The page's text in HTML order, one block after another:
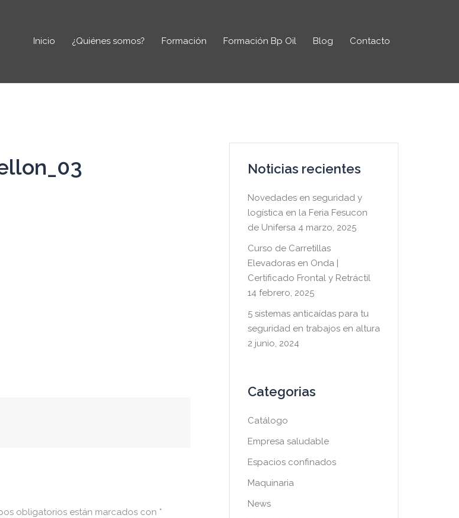
Inicio ¿Quiénes somos? Formación Formación Bp Oil Blog Contacto
obligatorios están marcados con *
Noticias recientes
Novedades en seguridad y
logística en la Feria Fesucon
de Unifersa 4 marzo, 2025
Curso de Carretillas
Elevadoras en Onda |
Certificado Frontal y Retráctil
14 febrero, 2025
5 sistemas anticaídas para tu
seguridad en trabajos en altura
2 junio, 2024
Categorias
Catálogo
Empresa saludable
Espacios confinados
Maquinaria
News